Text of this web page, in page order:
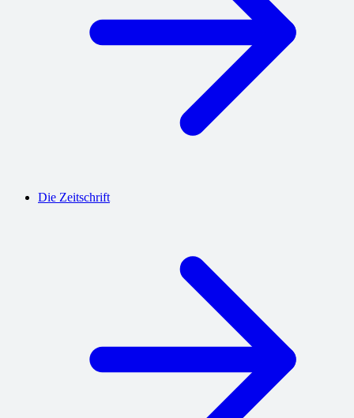
Die Zeitschrift